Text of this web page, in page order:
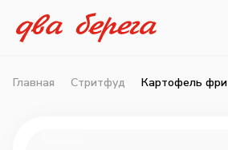
Главная Стритфуд Картофель фри